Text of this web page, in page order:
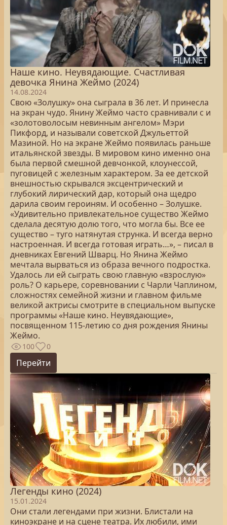
Наше кино. Неувядающие. Счастливая
девочка Янина Жеймо (2024)
14.08.2024
Свою «Золушку» она сыграла в 36 лет. И принесла
на экран чудо. Янину Жеймо часто сравнивали с и
«золотоволосым невинным ангелом» Мэри
Пикфорд, и называли советской Джульеттой
Мазиной. Но на экране Жеймо появилась раньше
итальянской звезды. В мировом кино именно она
была первой смешной девчонкой, клоунессой,
пуговицей с железным характером. За ее детской
внешностью скрывался эксцентрический и
глубокий лирический дар, который она щедро
дарила своим героиням. И особенно – Золушке.
«Удивительно привлекательное существо Жеймо
сделала десятую долю того, что могла бы. Все ее
существо – туго натянутая струнка. И всегда верно
настроенная. И всегда готовая играть…», – писал в
дневниках Евгений Шварц. Но Янина Жеймо
мечтала вырваться из образа вечного подростка.
Удалось ли ей сыграть свою главную «взрослую»
роль? О карьере, соревновании с Чарли Чаплином,
сложностях семейной жизни и главном фильме
великой актрисы смотрите в специальном выпуске
программы «Наше кино. Неувядающие»,
посвященном 115-летию со дня рождения Янины
Жеймо.
100 0
Перейти
Легенды кино (2024)
15.01.2024
Они стали легендами при жизни. Блистали на
киноэкране и на сцене театра. Их любили, ими